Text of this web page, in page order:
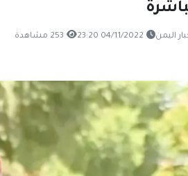
اليمن 04/11/2022 23:20 253 مشاهدة